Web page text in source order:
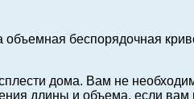
беспорядочная
дома. Вам не
длины и объема, если вам